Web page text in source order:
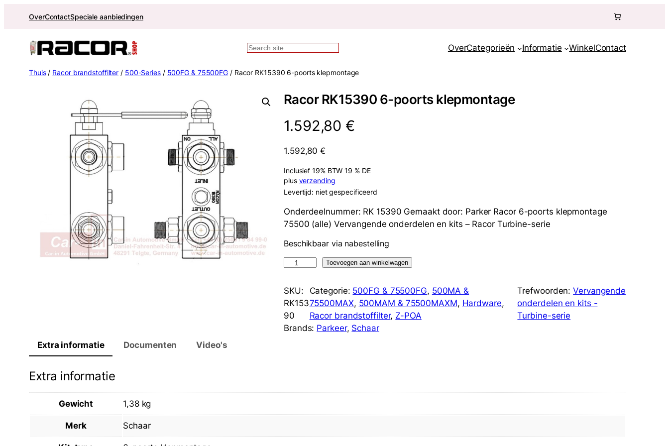
inhoud
OverContactSpeciale aanbiedingen
Zoekopdracht OverCategorieën Informatie WinkelContact
Thuis/ Racor brandstoffilter / 500-Series/ 500FG & 75500FG / Racor RK15390 6-poorts klepmontage
Racor RK15390 6-poorts klepmontage
1.592,80 €
1.592,80€
Inclusief 19% BTW 19 % DE
plus verzending
Levertijd: niet gespecificeerd
Onderdeelnummer: RK 15390 Gemaakt door: Parker Racor 6-poorts klepmontage
75500 (alle) Vervangende onderdelen en kits – Racor Turbine-serie
Beschikbaar via nabestelling
c
o
r
R
6
P
Toevoegen aan winkelwagen
SKU:
RK153
90
Categorie: 500FG & 75500FG, 500MA &
75500MAX, 500MAM & 75500MAXM, Hardware
Racor brandstoffilter, Z-POA
Trefwoorden:Vervangende
onderdelen en kits -
Turbine-serie
Brands: Parkeer, Schaar
Extra informatie
Documenten Video's
Extra informatie
Gewicht 1,38 kg
Merk Schaar